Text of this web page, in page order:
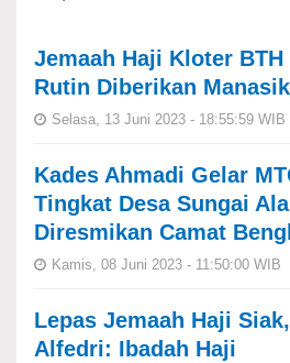
Jemaah Haji Kloter BTH
Rutin Diberikan Manasik
Selasa, 13 Juni 2023 - 18:55:59 WIB
Kades Ahmadi Gelar
Tingkat Desa Sungai
Diresmikan Camat
Kamis, 08 Juni 2023 - 11:50:00 WIB
Lepas Jemaah Haji Siak,
Alfedri: Ibadah Haji